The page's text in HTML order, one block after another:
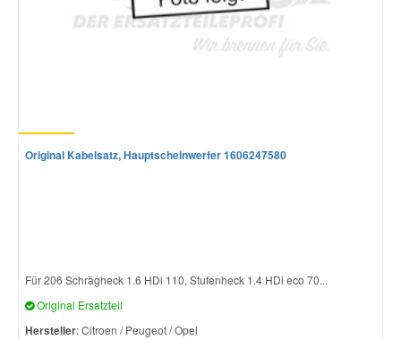
Original Kabelsatz, Hauptscheinwerfer 1606247580
Für 206 Schrägheck 1.6 HDi 110, Stufenheck 1.4 HDi eco 70...
Original Ersatzteil
Hersteller: Citroen / Peugeot / Opel